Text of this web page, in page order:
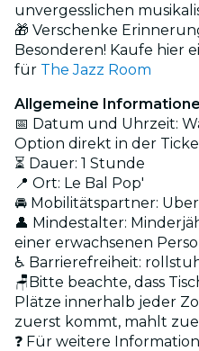
unvergesslichen
🎁 Verschenke
Besonderen! Kaufe hier
für The Jazz Room
Allgemeine
📅 Datum und Uhrzeit:
Option direkt in der
⏳ Dauer: 1 Stunde
📍 Ort: Le Bal Pop'
🚘 Mobilitätspartner: Uber
👤 Mindestalter:
einer erwachsenen
♿ Barrierefreiheit:
🪑Bitte beachte, dass
Plätze innerhalb jeder
zuerst kommt, mahlt
❓ Für weitere